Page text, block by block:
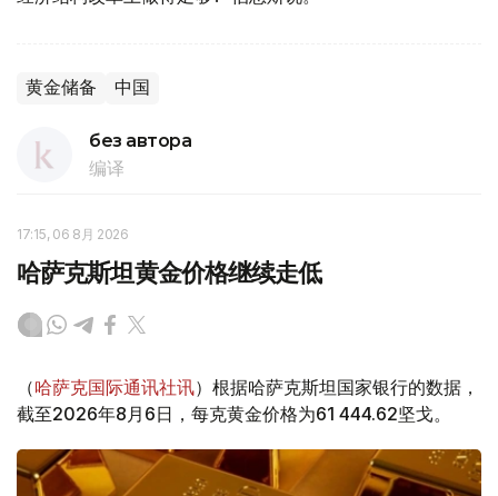
黄金储备 中国
без автора
编译
17:15, 06 8月 2026
哈萨克斯坦黄金价格继续走低
（哈萨克国际通讯社讯）根据哈萨克斯坦国家银行的数据，
截至2026年8月6日，每克黄金价格为61 444.62坚戈。